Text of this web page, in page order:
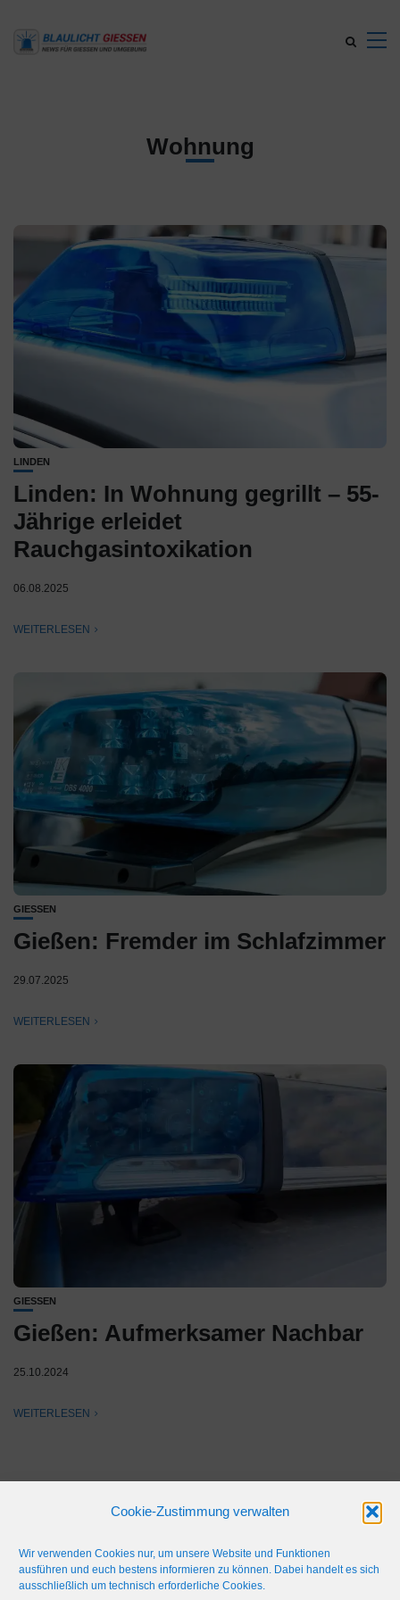
Cookie-Zustimmung verwalten
Wir verwenden Cookies nur, um unsere Website und Funktionen
ausführen und euch bestens informieren zu können. Dabei handelt es sich
ausschließlich um technisch erforderliche Cookies.
Wohnung
LINDEN
Linden: In Wohnung gegrillt – 55-
Jährige erleidet
Rauchgasintoxikation
06.08.2025
WEITERLESEN
GIESSEN
Gießen: Fremder im Schlafzimmer
29.07.2025
WEITERLESEN
GIESSEN
Gießen: Aufmerksamer Nachbar
25.10.2024
WEITERLESEN